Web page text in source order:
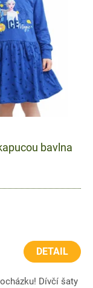
bavlna
DETAIL
Dívčí šaty